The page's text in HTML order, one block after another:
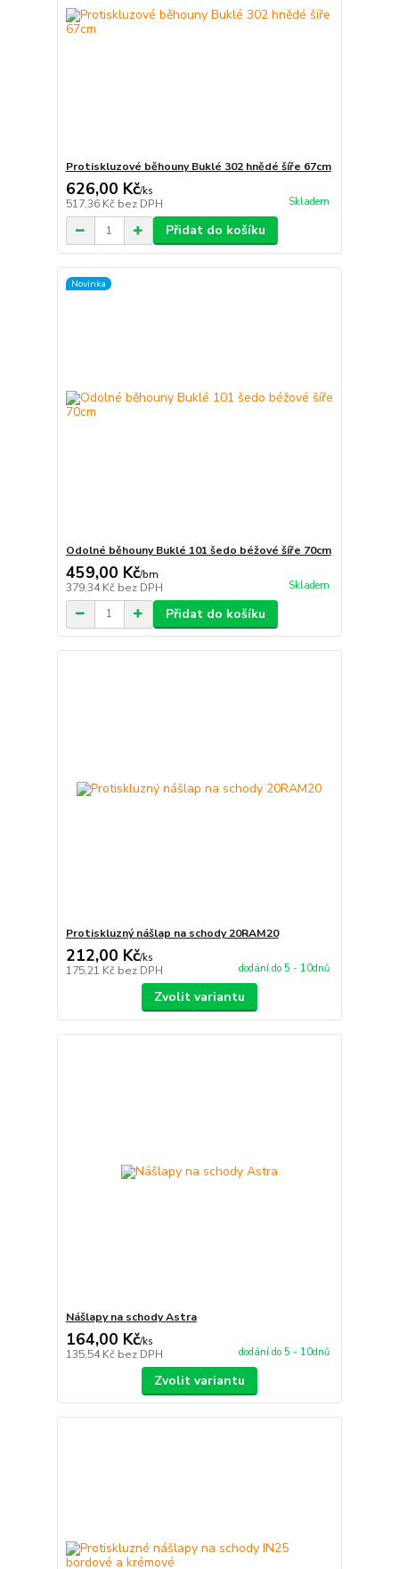
Protiskluzové běhouny Buklé 302 hnědé šíře 67cm
626,00 Kč/ks
517,36 Kč bez DPH Skladem
Přidat do košíku
Novinka
Odolné běhouny Buklé 101 šedo béžové šíře 70cm
459,00 Kč/bm
379,34 Kč bez DPH Skladem
Přidat do košíku
Protiskluzný nášlap na schody 20RAM20
212,00 Kč/ks
175,21 Kč bez DPH dodání do 5 - 10dnů
Zvolit variantu
Nášlapy na schody Astra
164,00 Kč/ks
135,54 Kč bez DPH dodání do 5 - 10dnů
Zvolit variantu